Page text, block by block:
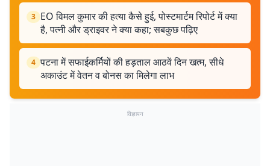
3 EO विमल कुमार की हत्या कैसे हुई, पोस्टमार्टम रिपोर्ट में क्या
है, पत्नी और ड्राइवर ने क्या कहा; सबकुछ पढ़िए
4 पटना में सफाईकर्मियों की हड़ताल आठवें दिन खत्म, सीधे
अकाउंट में वेतन व बोनस का मिलेगा लाभ
विज्ञापन